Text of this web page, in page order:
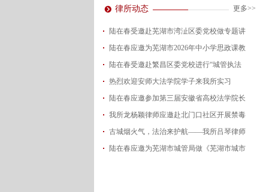
律所动态 更多>>
陆在春受邀赴芜湖市湾沚区委党校做专题讲
2026-08-04
陆在春应邀为芜湖市2026年中小学思政课教
2026-07-24
陆在春受邀赴繁昌区委党校进行“城管执法
2026-07-15
热烈欢迎安师大法学院学子来我所实习
2026-07-01
陆在春应邀参加第三届安徽省高校法学院长
2026-06-29
我所龙杨颖律师应邀赴北门口社区开展禁毒
2026-06-18
古城烟火气，法治来护航——我所吕琴律师
2026-05-21
陆在春应邀为芜湖市城管局做《芜湖市城市